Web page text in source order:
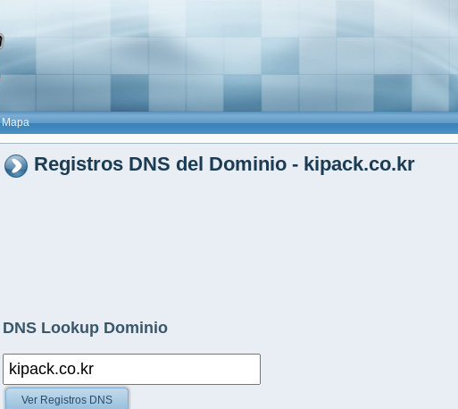
Mapa
Registros DNS del Dominio - kipack.co.kr
DNS Lookup Dominio
Ver Registros DNS